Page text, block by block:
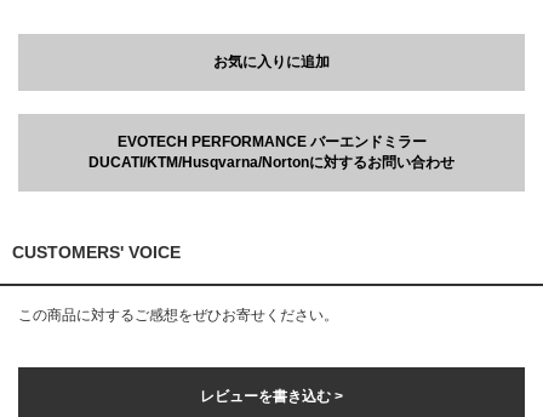
お気に入りに追加
EVOTECH PERFORMANCE バーエンドミラー
DUCATI/KTM/Husqvarna/Nortonに対するお問い合わせ
CUSTOMERS' VOICE
この商品に対するご感想をぜひお寄せください。
レビューを書き込む >